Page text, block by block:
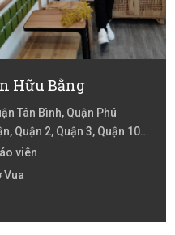
Hữu Bằng
Tân Bình, Quận Phú
Quận 2, Quận 3, Quận 10,
11, Quận 4, Quận 5, Quận 6,
8, Quận Bình Tân, Quận 7,
viên
Vua